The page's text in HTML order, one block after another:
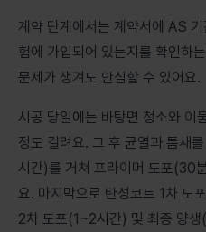
계약 단계에서는 계약서에 AS
험에 가입되어 있는지를 확인하
문제가 생겨도 안심할 수 있어요.
시공 당일에는 바탕면 청소와
정도 걸려요. 그 후 균열과 틈새
시간)를 거쳐 프라이머 도포(30
요. 마지막으로 탄성코트 1차
2차 도포(1~2시간) 및 최종 양